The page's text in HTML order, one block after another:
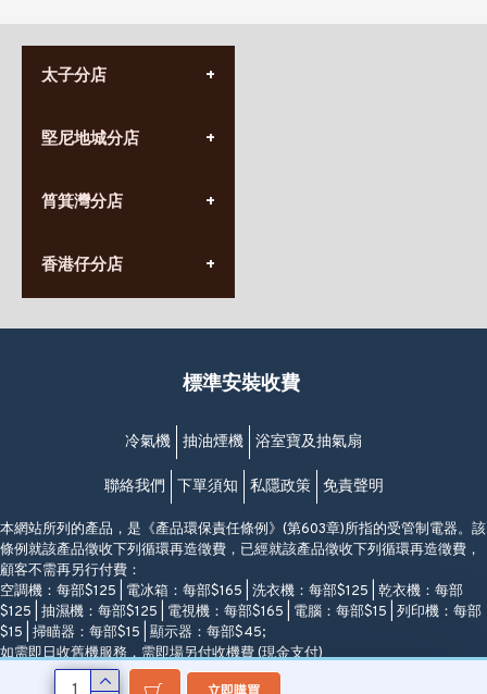
太子分店
營業時間:
九龍太子太子道西141號
堅尼地城分店
營業時間:
香港堅尼地城卑路乍街
(堅尼地城地鐵站B出口)
筲箕灣分店
營業時間:
(10:00am-20:30pm)
香港仔分店
營業時間:
香港香港仔成都道20-28號
(黃竹坑地鐵站轉4M專線小巴)
標準安裝收費
冷氣機 抽油煙機 浴室寶及抽氣扇
聯絡我們 下單須知 私隱政策 免責聲明
本網站所列的產品，是《產品環保責任條例》(第603章)所指的受管制電器。該
條例就該產品徵收下列循環再造徵費，已經就該產品徵收下列循環再造徵費，
顧客不需再另行付費：
空調機：每部$125 | 電冰箱：每部$165 | 洗衣機：每部$125 | 乾衣機：每部
$125 | 抽濕機：每部$125 | 電視機：每部$165 | 電腦：每部$15 | 列印機：每部
$15 | 掃瞄器：每部$15 | 顯示器：每部$45;
如需即日收舊機服務，需即場另付收機費 (現金支付)